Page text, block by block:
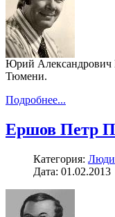
Юрий Александрович
Тюмени.
Подробнее...
Ершов Петр
Категория: Люди
Дата: 01.02.2013